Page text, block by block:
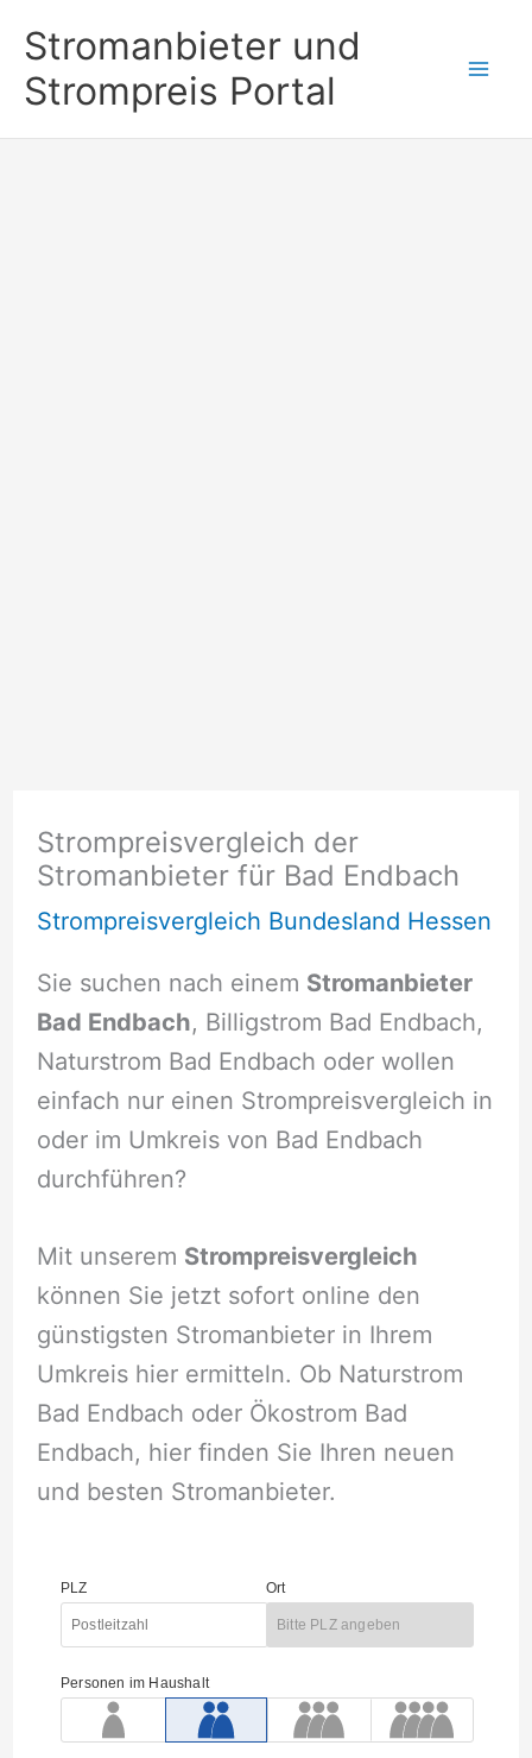
Inhalt
springen
Stromanbieter und
Strompreis Portal
Strompreisvergleich der
Stromanbieter für Bad Endbach
Strompreisvergleich Bundesland Hessen
Sie suchen nach einem Stromanbieter
Bad Endbach, Billigstrom Bad Endbach,
Naturstrom Bad Endbach oder wollen
einfach nur einen Strompreisvergleich in
oder im Umkreis von Bad Endbach
durchführen?
Mit unserem Strompreisvergleich
können Sie jetzt sofort online den
günstigsten Stromanbieter in Ihrem
Umkreis hier ermitteln. Ob Naturstrom
Bad Endbach oder Ökostrom Bad
Endbach, hier finden Sie Ihren neuen
und besten Stromanbieter.